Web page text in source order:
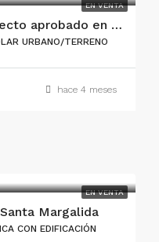
EN VENTA
Finca vistas mar con proyecto aprobado en Santa Margalida
URBANO/TERRENO
hace 4 meses
EN VENTA
Margalida
CON EDIFICACIÓN